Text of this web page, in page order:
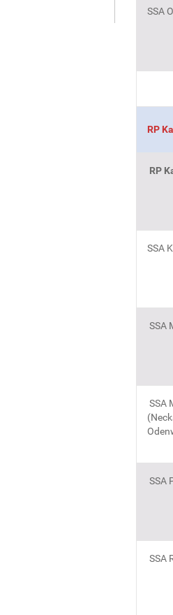
SSA
RP
RP
SSA
SSA
SSA
SSA
SSA